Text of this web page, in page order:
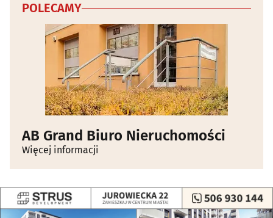
POLECAMY
AB Grand Biuro Nieruchomości
Więcej informacji